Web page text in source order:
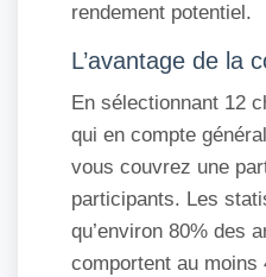
rendement potentiel.
L’avantage de la
En sélectionnant 12
qui en compte
vous couvrez une
participants. Les
qu’environ 80% des
comportent au